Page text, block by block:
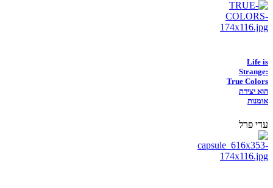
Life is
Strange:
True Colors
הוא יצירת
אומנות
עדי פרל